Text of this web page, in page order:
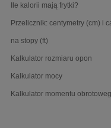
Ile kalorii mają frytki?
Przelicznik: centymetry (cm) i
na stopy (ft)
Kalkulator rozmiaru opon
Kalkulator mocy
Kalkulator momentu